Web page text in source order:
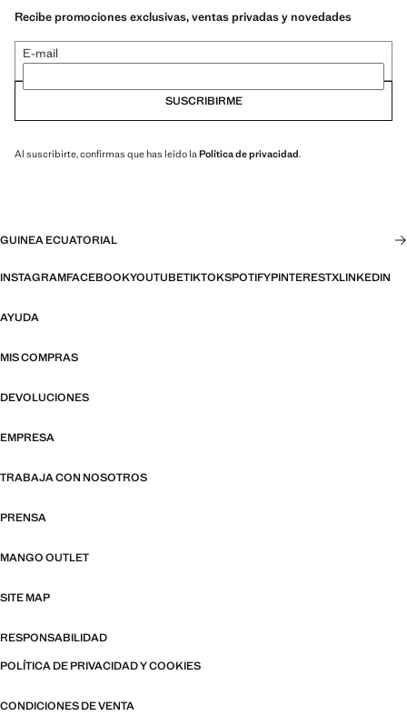
Recibe promociones exclusivas, ventas privadas y novedades
E-mail
SUSCRIBIRME
Al suscribirte, confirmas que has leído la Política de privacidad.
GUINEA ECUATORIAL
INSTAGRAMFACEBOOKYOUTUBETIKTOKSPOTIFYPINTERESTXLINKEDIN
AYUDA
MIS COMPRAS
DEVOLUCIONES
EMPRESA
TRABAJA CON NOSOTROS
PRENSA
MANGO OUTLET
SITE MAP
RESPONSABILIDAD
POLÍTICA DE PRIVACIDAD Y COOKIES
CONDICIONES DE VENTA